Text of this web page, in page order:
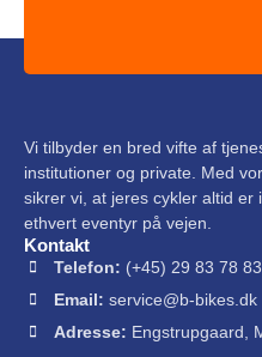
Vi tilbyder en bred vifte af
institutioner og private. Med
sikrer vi, at jeres cykler altid er
ethvert eventyr på vejen.
Kontakt
Telefon: (+45) 29 83 78 83
Email: service@b-bikes.dk
Adresse: Engstrupgaard,